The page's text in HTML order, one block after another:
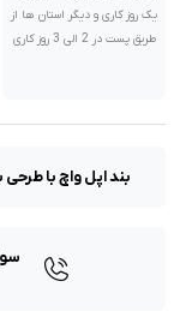
یک روز کاری و دیگر استان ها از
طریق پست در 2 الی 3 روز کاری
بند اپل واچ با